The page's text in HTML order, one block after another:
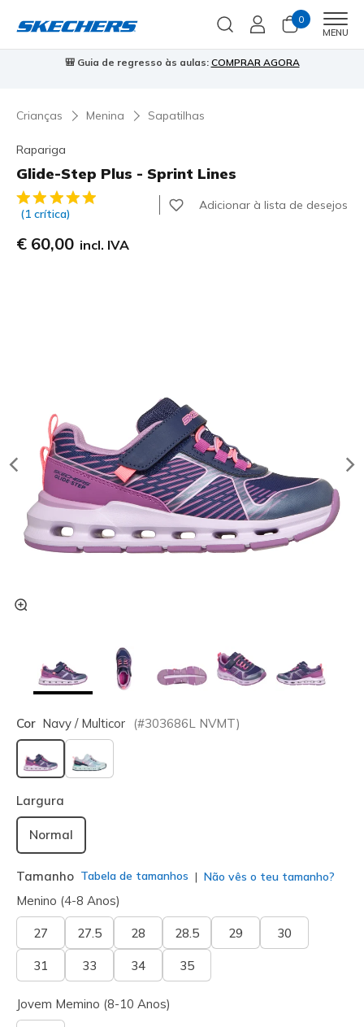
0
MENU
Skechers VIP: 45 dias de devolução para membrosInscreve-te
Crianças Menina Sapatilhas
Rapariga
Glide-Step Plus - Sprint Lines
3$1 de 5 – Classificação do cliente
(1 crítica)
Adicionar à lista de desejos
€ 60,00 incl. IVA
Cor Navy / Multicor (#303686L NVMT)
selecionado
Largura
Normal
Tamanho Tabela de tamanhos Não vês o teu tamanho?
Menino (4-8 Anos)
27 27.5 28 28.5 29 30
31 33 34 35
Jovem Memino (8-10 Anos)